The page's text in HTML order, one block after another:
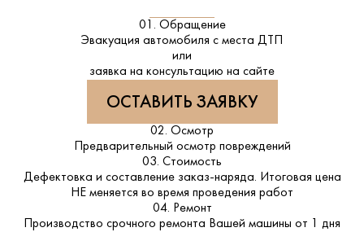
01. Обращение
Эвакуация автомобиля с места ДТП
или
заявка на консультацию на сайте
ОСТАВИТЬ ЗАЯВКУ
02. Осмотр
Предварительный осмотр повреждений
03. Стоимость
Дефектовка и составление заказ-наряда. Итоговая цена
НЕ меняется во время проведения работ
04. Ремонт
Производство срочного ремонта Вашей машины от 1 дня